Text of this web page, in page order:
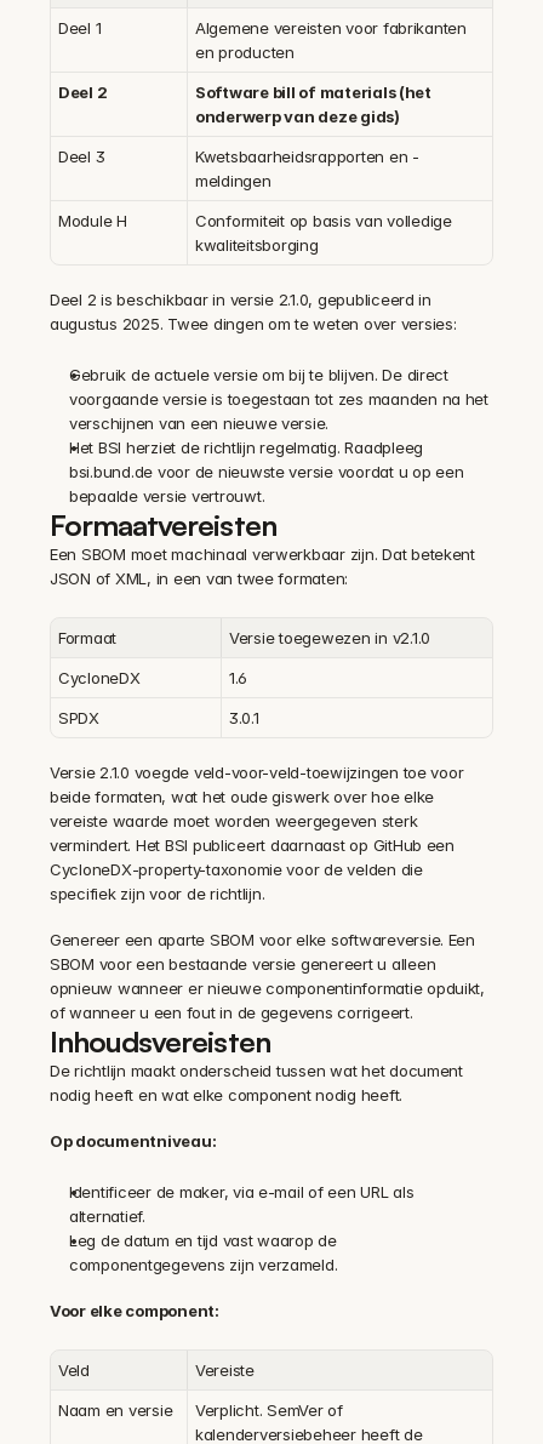
Deel 1
Algemene vereisten voor fabrikanten
en producten
Deel 2
Software bill of materials (het
onderwerp van deze gids)
Deel 3
Kwetsbaarheidsrapporten en -
meldingen
Module H
Conformiteit op basis van volledige
kwaliteitsborging
Deel 2 is beschikbaar in versie 2.1.0, gepubliceerd in
augustus 2025. Twee dingen om te weten over versies:
Gebruik de actuele versie om bij te blijven. De direct
voorgaande versie is toegestaan tot zes maanden na het
verschijnen van een nieuwe versie.
Het BSI herziet de richtlijn regelmatig. Raadpleeg
bsi.bund.de voor de nieuwste versie voordat u op een
bepaalde versie vertrouwt.
Formaatvereisten
Een SBOM moet machinaal verwerkbaar zijn. Dat betekent
JSON of XML, in een van twee formaten:
Formaat Versie toegewezen in v2.1.0
CycloneDX 1.6
SPDX 3.0.1
Versie 2.1.0 voegde veld-voor-veld-toewijzingen toe voor
beide formaten, wat het oude giswerk over hoe elke
vereiste waarde moet worden weergegeven sterk
vermindert. Het BSI publiceert daarnaast op GitHub een
CycloneDX-property-taxonomie voor de velden die
specifiek zijn voor de richtlijn.
Genereer een aparte SBOM voor elke softwareversie. Een
SBOM voor een bestaande versie genereert u alleen
opnieuw wanneer er nieuwe componentinformatie opduikt,
of wanneer u een fout in de gegevens corrigeert.
Inhoudsvereisten
De richtlijn maakt onderscheid tussen wat het document
nodig heeft en wat elke component nodig heeft.
Op documentniveau:
Identificeer de maker, via e-mail of een URL als
alternatief.
Leg de datum en tijd vast waarop de
componentgegevens zijn verzameld.
Voor elke component:
Veld Vereiste
Naam en versie
Verplicht. SemVer of
kalenderversiebeheer heeft de